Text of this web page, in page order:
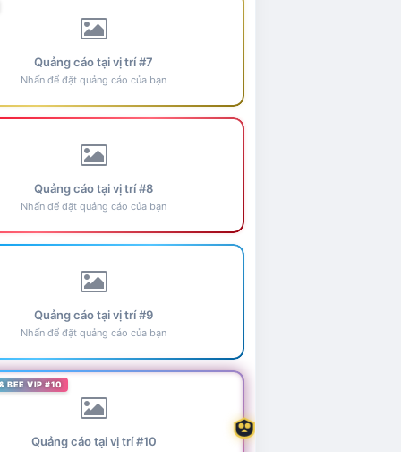
Quảng cáo tại vị trí #7
Nhấn để đặt quảng cáo của bạn
Quảng cáo tại vị trí #8
Nhấn để đặt quảng cáo của bạn
Quảng cáo tại vị trí #9
Nhấn để đặt quảng cáo của bạn
BEE VIP #10
Quảng cáo tại vị trí #10